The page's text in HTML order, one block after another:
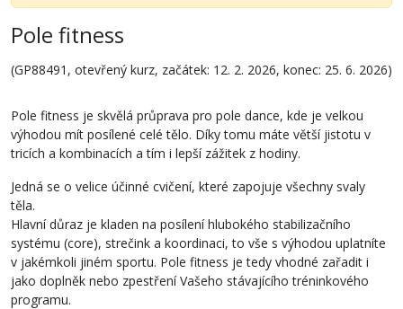
Pole fitness
(GP88491, otevřený kurz, začátek: 12. 2. 2026, konec: 25. 6. 2026)
Pole fitness je skvělá průprava pro pole dance, kde je velkou
výhodou mít posílené celé tělo. Díky tomu máte větší jistotu v
tricích a kombinacích a tím i lepší zážitek z hodiny.
Jedná se o velice účinné cvičení, které zapojuje všechny svaly
těla.
Hlavní důraz je kladen na posílení hlubokého stabilizačního
systému (core), strečink a koordinaci, to vše s výhodou uplatníte
v jakémkoli jiném sportu. Pole fitness je tedy vhodné zařadit i
jako doplněk nebo zpestření Vašeho stávajícího tréninkového
programu.